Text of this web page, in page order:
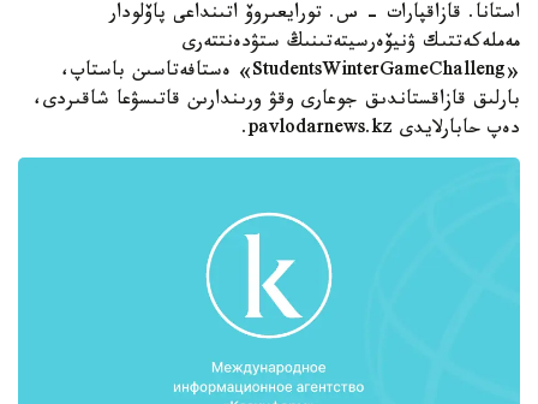
استانا. قازاقپارات - س. تورايعىروۆ اتىنداعى پاۆلودار
مەملەكەتتىك ۋنيۆەرسيتەتىنىڭ ستۋدەنتتەرى
«StudentsWinterGameChalleng» ەستافەتاسىن باستاپ،
بارلىق قازاقستاندىق جوعارى وقۋ ورىندارىن قاتىسۋعا شاقىردى،
دەپ حابارلايدى pavlodarnews.kz.